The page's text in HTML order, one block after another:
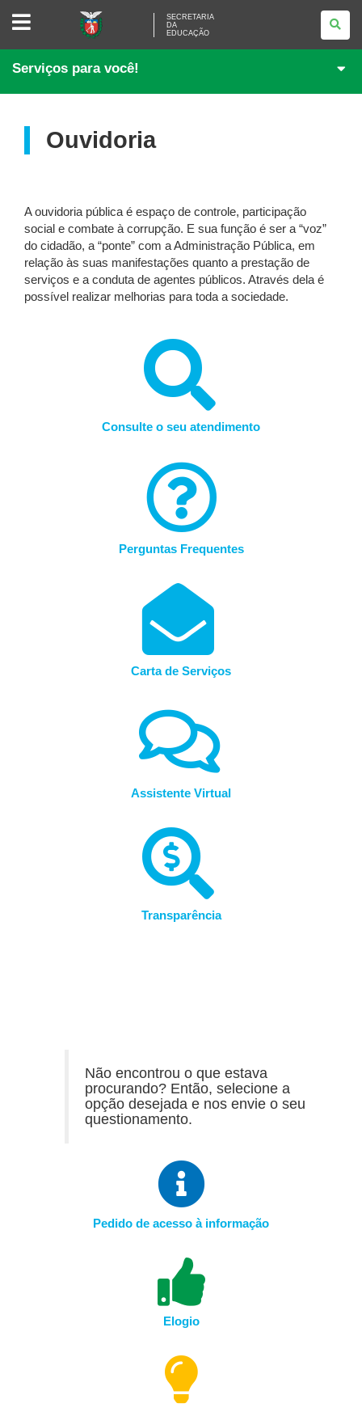
SECRETARIA
EDUCAÇÃO
SECRETARIA
DA
EDUCAÇÃO
Serviços para você!
Ouvidoria
A ouvidoria pública é espaço de controle, participação
social e combate à corrupção. E sua função é ser a “voz”
do cidadão, a “ponte” com a Administração Pública, em
relação às suas manifestações quanto a prestação de
serviços e a conduta de agentes públicos. Através dela é
possível realizar melhorias para toda a sociedade.
Consulte o seu atendimento
Perguntas Frequentes
Carta de Serviços
Assistente Virtual
Transparência
Não encontrou o que estava
procurando? Então, selecione a
opção desejada e nos envie o seu
questionamento.
Pedido de acesso à informação
Elogio